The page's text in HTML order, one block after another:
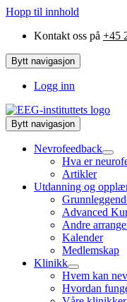
Hopp til innhold
Kontakt oss på +45
Bytt navigasjon
Logg inn
Bytt navigasjon
Nevrofeedback
Hva er
Artikler
Utdanning og
Advanced
Andre
Kalender
Medlemskap
Klinikk
Hvem kan
Hvordan